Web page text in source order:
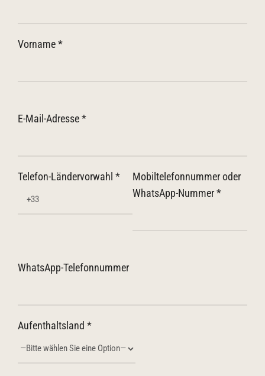
Vorname *
E-Mail-Adresse *
Telefon-Ländervorwahl *
Mobiltelefonnummer oder
WhatsApp-Nummer *
WhatsApp-Telefonnummer
Aufenthaltsland *